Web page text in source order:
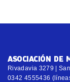
ASOCIACIÓN DE
Rivadavia 3279 |
0342 4555436